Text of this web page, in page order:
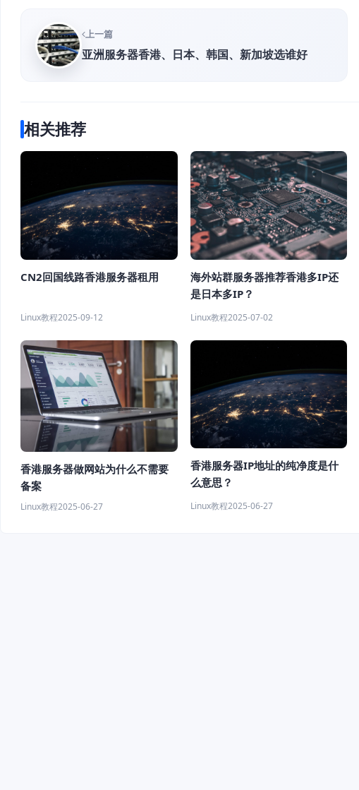
上一篇
亚洲服务器香港、日本、韩国、新加坡选谁好
相关推荐
CN2回国线路香港服务器租用
Linux教程2025-09-12
海外站群服务器推荐香港多IP还
是日本多IP？
Linux教程2025-07-02
香港服务器做网站为什么不需要
备案
Linux教程2025-06-27
香港服务器IP地址的纯净度是什
么意思？
Linux教程2025-06-27